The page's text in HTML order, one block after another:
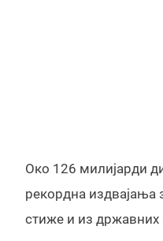
Око 126 милијарди
рекордна издвајања
стиже и из државних